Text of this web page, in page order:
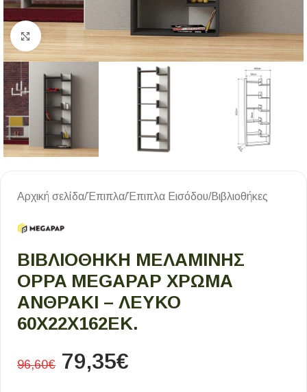
Κλικ για μεγέθυνση
Αρχική σελίδα/Έπιπλα/Έπιπλα Εισόδου/Βιβλιοθήκες
ΒΙΒΛΙΟΘΉΚΗ ΜΕΛΑΜΊΝΗΣ
OPPA MEGAPAP ΧΡΏΜΑ
ΑΝΘΡΑΚΊ – ΛΕΥΚΌ
60X22X162ΕΚ.
96,60€ 79,35€